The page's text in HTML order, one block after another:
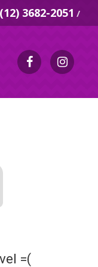
(12) 3682-2051 /
=(